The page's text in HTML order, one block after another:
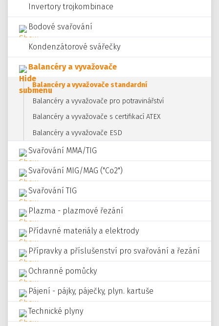
Invertory trojkombinace
Bodové svařování
Kondenzátorové svářečky
Balancéry a vyvažovače
Balancéry a vyvažovače standardní
Balancéry a vyvažovače pro potravinářství
Balancéry a vyvažovače s certifikací ATEX
Balancéry a vyvažovače ESD
Svařování MMA/TIG
Svařování MIG/MAG ("Co2")
Svařování TIG
Plazma - plazmové řezání
Přídavné materiály a elektrody
Přípravky a příslušenství pro svařování a řezání
Ochranné pomůcky
Pájení - pájky, páječky, plyn. kartuše
Technické plyny